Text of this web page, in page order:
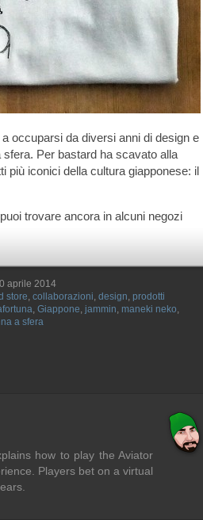
a occuparsi da diversi anni di design e
Per bastard ha scavato alla
più iconici della cultura giapponese: il
trovare ancora in alcuni negozi
aprile 2014
store, collaborazioni, design, prodotti
, Giappone, jammin, maneki neko,
a sfera
how to play the Aviator
Players bet on a virtual